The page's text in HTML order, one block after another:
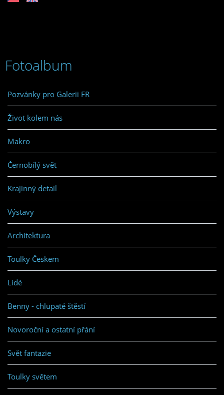
Fotoalbum
Pozvánky pro Galerii FR
Život kolem nás
Makro
Černobílý svět
Krajinný detail
Výstavy
Architektura
Toulky Českem
Lidé
Benny - chlupaté štěstí
Novoroční a ostatní přání
Svět fantazie
Toulky světem